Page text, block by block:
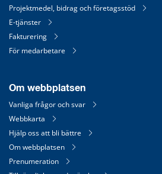
Projektmedel, bidrag och företagsstöd
E-tjänster
Fakturering
För medarbetare
Om webbplatsen
Vanliga frågor och svar
Webbkarta
Hjälp oss att bli bättre
Om webbplatsen
Prenumeration